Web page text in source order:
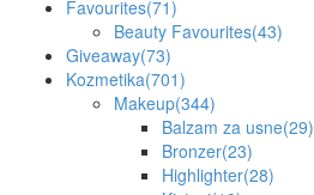
Favourites(71)
Beauty Favourites(43)
Giveaway(73)
Kozmetika(701)
Makeup(344)
Balzam za usne(29)
Bronzer(23)
Highlighter(28)